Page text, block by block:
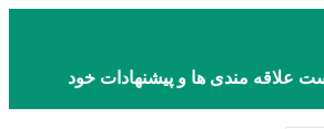
علاقه مندی ها و پیشنهادات خود